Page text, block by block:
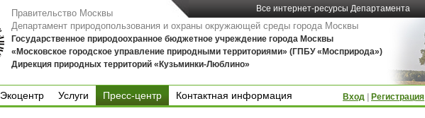
Все интернет-ресурсы Департамента
Правительство Москвы
Департамент природопользования и охраны окружающей среды города Москвы
Государственное природоохранное бюджетное учреждение города Москвы
«Московское городское управление природными территориями» (ГПБУ «Мосприрода»)
Дирекция природных территорий «Кузьминки-Люблино»
Экоцентр
Услуги
Пресс-центр
Контактная информация
Вход Регистрация